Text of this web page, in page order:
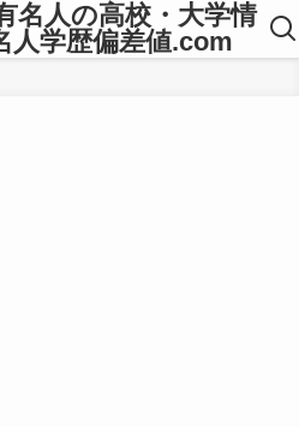
名人の高校・大学情
人学歴偏差値.com